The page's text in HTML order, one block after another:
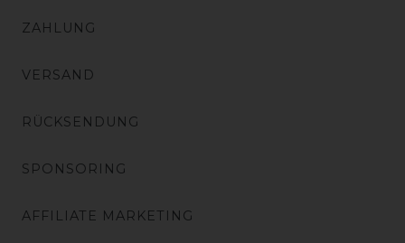
ZAHLUNG
VERSAND
RÜCKSENDUNG
SPONSORING
AFFILIATE MARKETING